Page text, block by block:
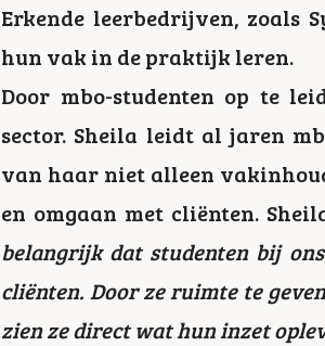
Erkende leerbedrijven, zoals
hun vak in de praktijk leren.
Door mbo-studenten op te
sector. Sheila leidt al jaren
van haar niet alleen
en omgaan met cliënten.
belangrijk dat studenten bij
cliënten. Door ze ruimte te
zien ze direct wat hun inzet